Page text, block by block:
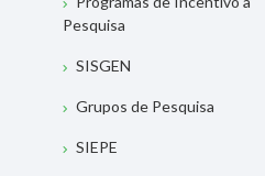
Pesquisa
SISGEN
Grupos de Pesquisa
SIEPE